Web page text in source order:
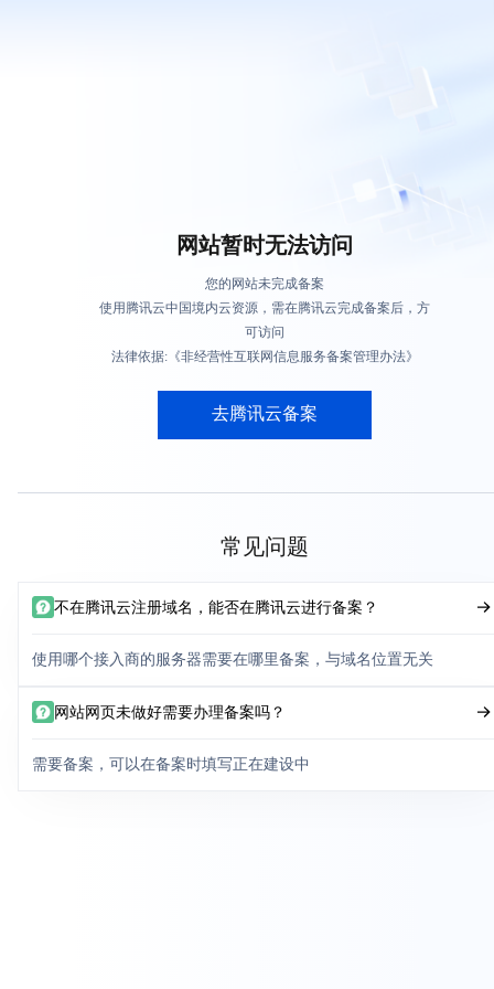
网站暂时无法访问
您的网站未完成备案
使用腾讯云中国境内云资源，需在腾讯云完成备案后，方
可访问
法律依据:《非经营性互联网信息服务备案管理办法》
去腾讯云备案
常见问题
不在腾讯云注册域名，能否在腾讯云进行备案？
使用哪个接入商的服务器需要在哪里备案，与域名位置无关
网站网页未做好需要办理备案吗？
需要备案，可以在备案时填写正在建设中